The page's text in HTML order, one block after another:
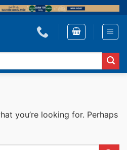
you’re looking for. Perhaps